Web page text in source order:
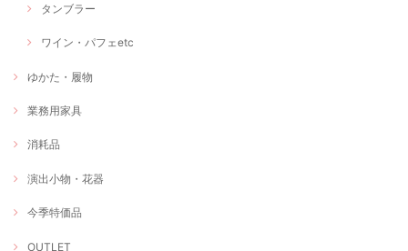
タンブラー
ワイン・パフェetc
ゆかた・履物
業務用家具
消耗品
演出小物・花器
今季特価品
OUTLET